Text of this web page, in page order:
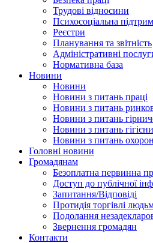
Трудові відносини
Психосоціальна
Реєстри
Планування та звітність
Адміністративні
Нормативна база
Новини
Новини
Новини з питань праці
Новини з питань
Новини з питань
Новини з питань
Новини з питань
Головні новини
Громадянам
Безоплатна первинна
Доступ до публічної
Запитання/Відповіді
Протидія торгівлі
Подолання
Звернення громадян
Контакти